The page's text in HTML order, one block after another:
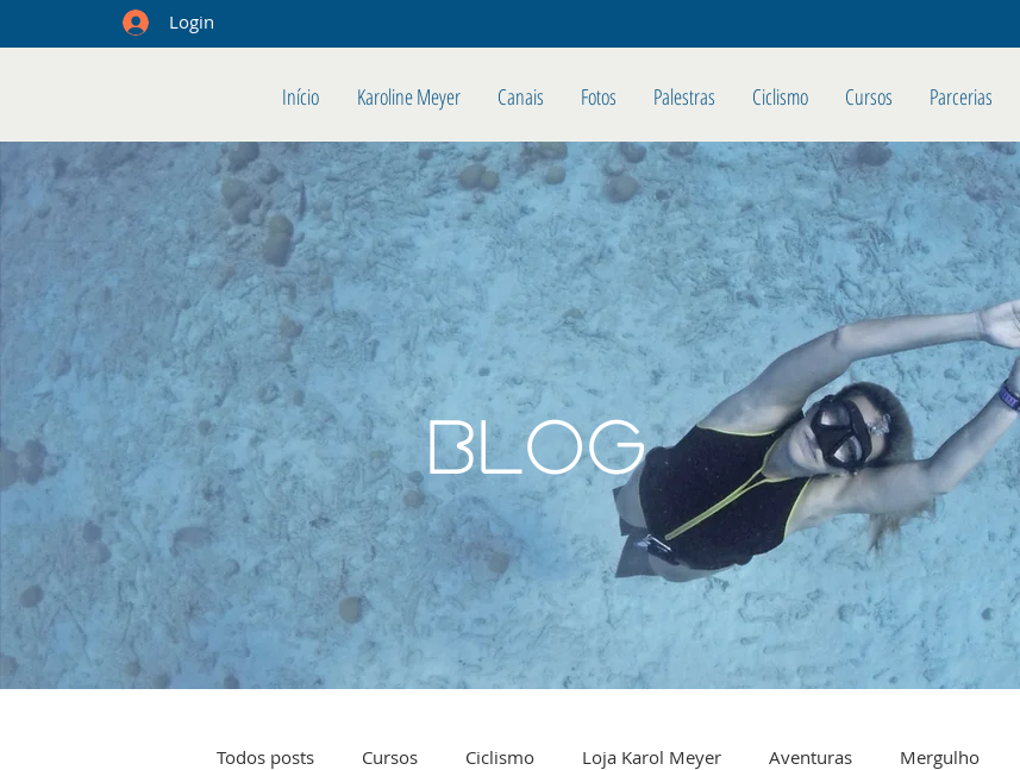
Login
Início Karoline Meyer Canais Fotos Palestras Ciclismo Cursos Parcerias
BLOG
Todos posts Cursos Ciclismo Loja Karol Meyer Aventuras Mergulho